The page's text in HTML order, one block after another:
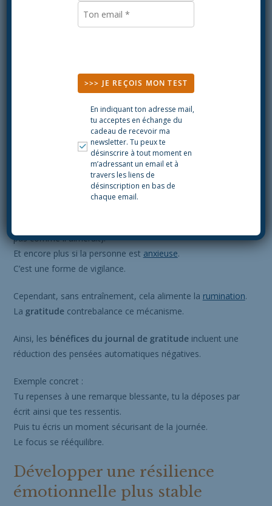
Puis tu ajoutes une chose soutenante.
Les deux coexistent.
Lutter contre le biais de
négativité et la rumination
pas comme il aimerait).
Et encore plus si la personne est anxieuse.
C’est une forme de vigilance.
Cependant, sans entraînement, cela alimente la rumination.
La gratitudecontrebalance ce mécanisme.
Ainsi, les bénéfices du journal de gratitudeincluent une
réduction des pensées automatiques négatives.
Exemple concret :
Tu repenses à une remarque blessante, tu la déposes par
écrit ainsi que tes ressentis.
Puis tu écris un moment sécurisant de la journée.
Le focus se rééquilibre.
Développer une résilience
émotionnelle plus stable
>>> JE REÇOIS MON TEST
En indiquant ton adresse mail,
tu acceptes en échange du
cadeau de recevoir ma
newsletter. Tu peux te
désinscrire à tout moment en
m’adressant un email et à
travers les liens de
désinscription en bas de
chaque email.